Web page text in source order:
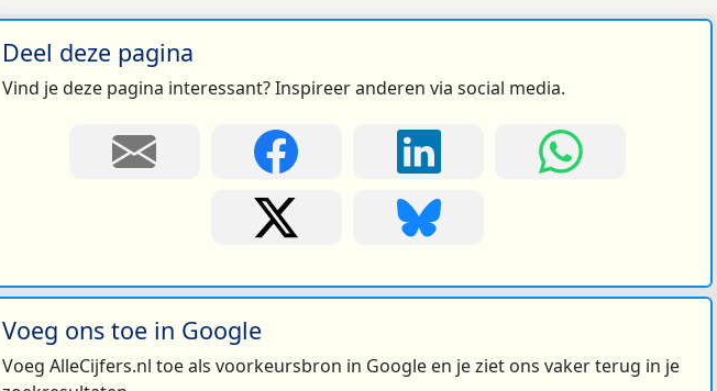
Deel deze pagina
Vind je deze pagina interessant? Inspireer anderen via social media.
Voeg ons toe in Google
Voeg AlleCijfers.nl toe als voorkeursbron in Google en je ziet ons vaker terug in je